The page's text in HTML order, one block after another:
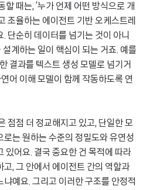
할 때는, ‘누가 언제 어떤 방식으로 개
조율하는 에이전트 기반 오케스트레
단순히 데이터를 넘기는 것이 아니
계하는 일이 핵심이 되는 거죠. 예를
결과를 텍스트 생성 모델로 넘기거
어 이해 모델이 함께 작동하도록 연
점점 더 정교해지고 있고, 단일한 모
로는 원하는 수준의 정밀도와 유연성
있어요. 결국 중요한 건 목적에 따라
, 그 안에서 에이전트 간의 역할과
예요. 그리고 이러한 구조를 안정적